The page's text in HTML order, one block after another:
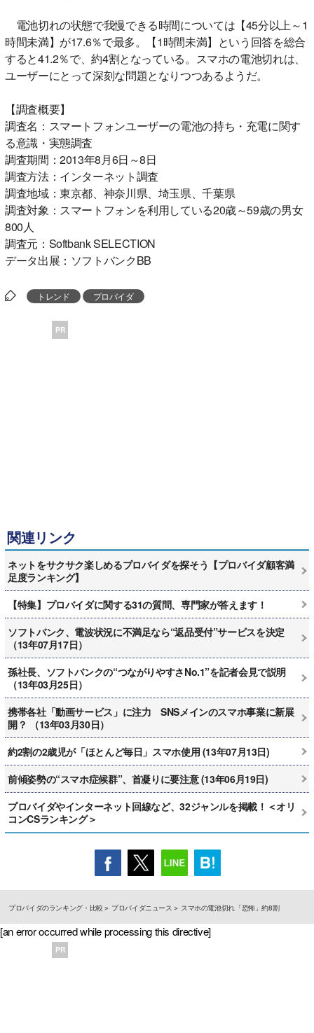
電池切れの状態で我慢できる時間については【45分以上～1
時間未満】が17.6％で最多。【1時間未満】という回答を総合
すると41.2％で、約4割となっている。スマホの電池切れは、
ユーザーにとって深刻な問題となりつつあるようだ。
【調査概要】
調査名：スマートフォンユーザーの電池の持ち・充電に関す
る意識・実態調査
調査期間：2013年8月6日～8日
調査方法：インターネット調査
調査地域：東京都、神奈川県、埼玉県、千葉県
調査対象：スマートフォンを利用している20歳～59歳の男女
800人
調査元：Softbank SELECTION
データ出展：ソフトバンクBB
トレンド プロバイダ
PR
関連リンク
ネットをサクサク楽しめるプロバイダを探そう【プロバイダ顧客満
足度ランキング】
【特集】プロバイダに関する31の質問、専門家が答えます！
ソフトバンク、電波状況に不満足なら“返品受付”サービスを決定
（13年07月17日）
孫社長、ソフトバンクの“つながりやすさNo.1”を記者会見で説明
（13年03月25日）
携帯各社「動画サービス」に注力 SNSメインのスマホ事業に新展
開？ （13年03月30日）
約2割の2歳児が「ほとんど毎日」スマホ使用 (13年07月13日)
前傾姿勢の“スマホ症候群”、首凝りに要注意 (13年06月19日)
プロバイダやインターネット回線など、32ジャンルを掲載！＜オリ
コンCSランキング＞
プロバイダのランキング・比較 プロバイダニュース スマホの電池切れ「恐怖」約8割
[an error occurred while processing this directive]
PR